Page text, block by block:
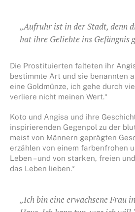
„Aufruhr ist in der Stadt, denn
hat ihre Geliebte ins Gefängnis
Die Prostituierten falteten ihr
bestimmte Art und sie benannten
eine Goldmünze, ich gehe durch
verliere nicht meinen Wert.“
Koto und Angisa und ihre
inspirierenden Gegenpol zu der
meist von Männern geprägten
erzählen von einem farbenfrohen
Leben – und von starken, freien
das Leben lieben.*
„Ich bin eine erwachsene Frau